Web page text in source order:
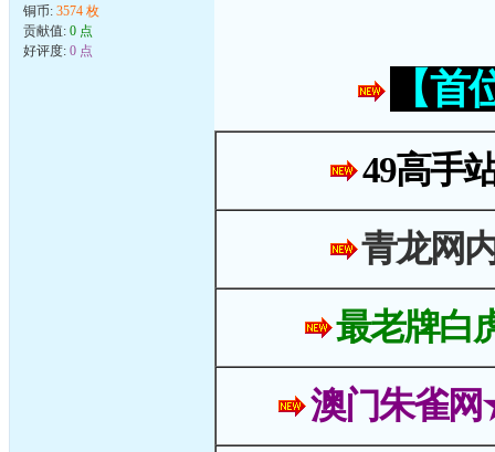
铜币: 3574 枚
贡献值: 0 点
好评度: 0 点
【
49高手
青龙网
最老牌白
澳门朱雀